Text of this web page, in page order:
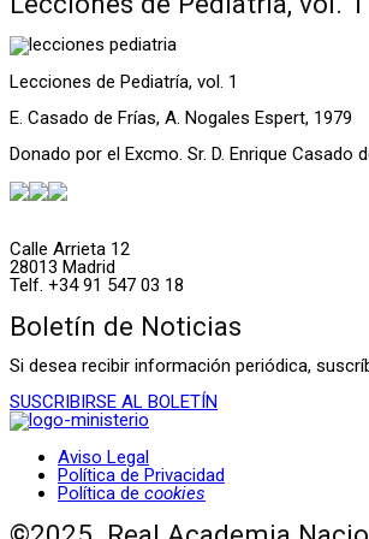
Lecciones de Pediatría, vol. 1
E. Casado de Frías, A. Nogales Espert, 1979
Donado por el Excmo. Sr. D. Enrique Casado
Calle Arrieta 12
28013 Madrid
Telf. +34 91 547 03 18
Boletín de Noticias
Si desea recibir información periódica,
SUSCRIBIRSE AL BOLETÍN
Aviso Legal
Política de Privacidad
Política de cookies